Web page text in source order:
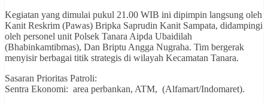
​Kegiatan yang dimulai pukul 21.00 WIB ini dipimpin langsung oleh
Kanit Reskrim (Pawas) Bripka Saprudin Kanit Sampata, didampingi
oleh personel unit Polsek Tanara Aipda Ubaidilah
(Bhabinkamtibmas), Dan Briptu Angga Nugraha. Tim bergerak
menyisir berbagai titik strategis di wilayah Kecamatan Tanara.
​Sasaran Prioritas Patroli:
​Sentra Ekonomi: area perbankan, ATM, (Alfamart/Indomaret).